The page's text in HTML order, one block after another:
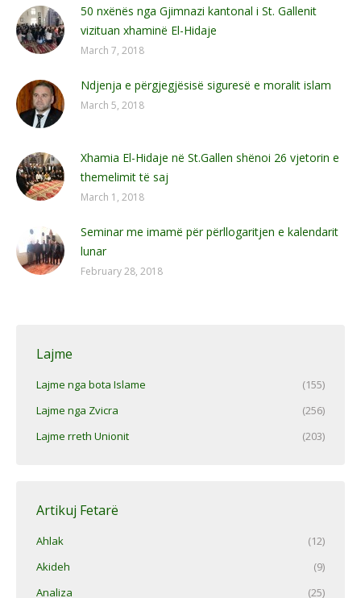
50 nxënës nga Gjimnazi kantonal i St. Gallenit
vizituan xhaminë El-Hidaje
March 7, 2018
Ndjenja e përgjegjësisë siguresë e moralit islam
March 5, 2018
Xhamia El-Hidaje në St.Gallen shënoi 26 vjetorin e
themelimit të saj
March 1, 2018
Seminar me imamë për përllogaritjen e kalendarit
lunar
February 28, 2018
Lajme
Lajme nga bota Islame
(155)
Lajme nga Zvicra
(256)
Lajme rreth Unionit
(203)
Artikuj Fetarë
Ahlak
(12)
Akideh
(9)
Analiza
(25)